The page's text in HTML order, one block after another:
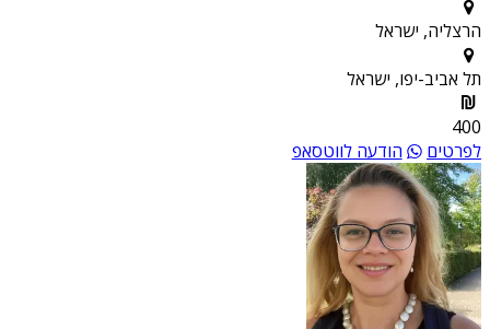
הרצליה, ישראל
תל אביב-יפו, ישראל
400
לפרטים
הודעה לווטסאפ